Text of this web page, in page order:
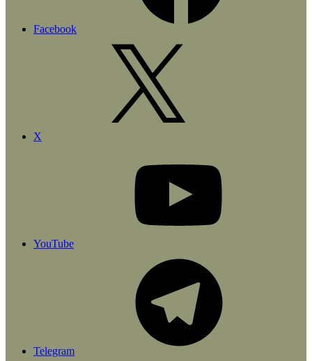
Facebook
X
YouTube
Telegram